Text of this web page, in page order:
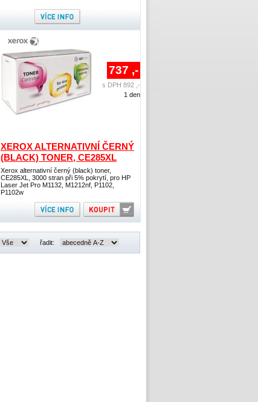
XEROX ALTERNATIVNÍ ČERNÝ
(BLACK) TONER, CE285XL
Xerox alternativní černý (black) toner,
CE285XL, 3000 stran při 5% pokrytí, pro HP
Laser Jet Pro M1132, M1212nf, P1102,
P1102w
737 ,-
s DPH 892 ,-
1 den
řadit: